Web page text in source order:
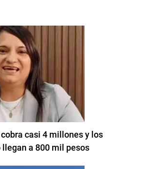
casi 4 millones y los
a 800 mil pesos